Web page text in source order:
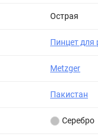
Острая
Пинцет для
Metzger
Пакистан
Серебро